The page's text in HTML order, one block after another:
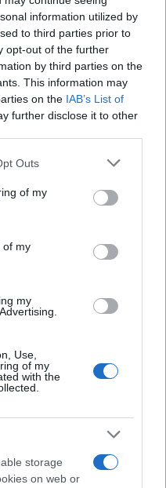
information utilized by
to third parties prior to
opt-out of the further
by third parties on the
This information may
on the IAB’s List of
further disclose it to other
uses one or more Google
You may click to
its third-party tags to
in below Google
Outs
of my
of my
my
Use,
of my
with the
storage
on web or